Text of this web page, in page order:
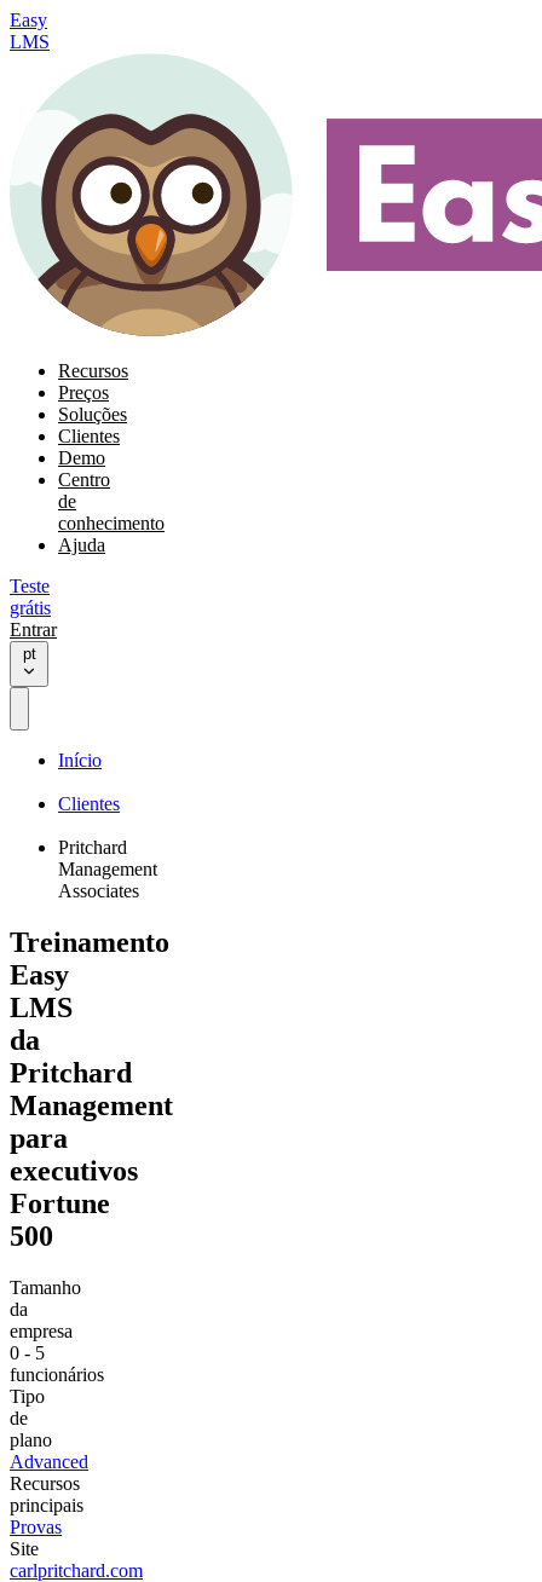
Easy
LMS
Recursos
Preços
Soluções
Clientes
Demo
Centro
de
conhecimento
Ajuda
Teste
grátis
Entrar
pt
Início
Clientes
Pritchard
Management
Associates
Treinamento
Easy
LMS
da
Pritchard
Management
para
executivos
Fortune
500
Tamanho
da
empresa
0 - 5
funcionários
Tipo
de
plano
Advanced
Recursos
principais
Provas
Site
carlpritchard.com